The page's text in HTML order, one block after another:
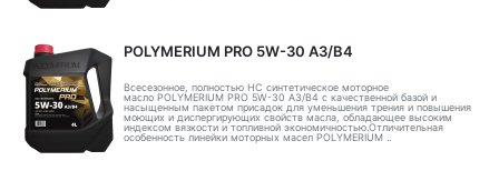
POLYMERIUM PRO 5W-30 A3/B4
Всесезонное, полностью HC синтетическое моторное
масло POLYMERIUM PRO 5W-30 A3/B4 с качественной базой и
насыщенным пакетом присадок для уменьшения трения и повышения
моющих и диспергирующих свойств масла, обладающее высоким
индексом вязкости и топливной экономичностью.Отличительная
особенность линейки моторных масел POLYMERIUM ..